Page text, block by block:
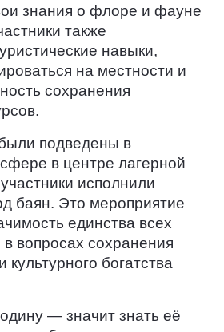
знания о флоре и фауне
также
навыки,
на местности и
сохранения
подведены в
в центре лагерной
исполнили
баян. Это мероприятие
единства всех
вопросах сохранения
культурного богатства
— значит знать её